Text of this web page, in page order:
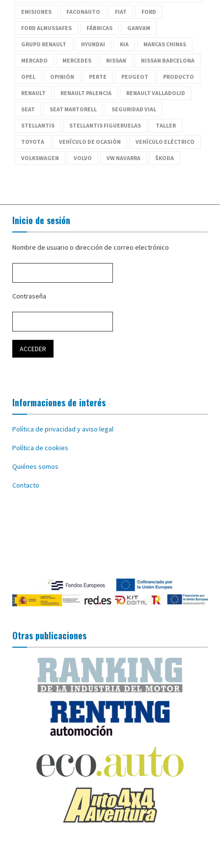
EMISIONES FACONAUTO FIAT FORD
FORD ALMUSSAFES FÁBRICAS GANVAM
GRUPO RENAULT HYUNDAI KIA MARCAS CHINAS
MERCADO MERCEDES NISSAN NISSAN BARCELONA
OPEL OPINIÓN PERTE PEUGEOT PRODUCTO
RENAULT RENAULT PALENCIA RENAULT VALLADOLID
SEAT SEAT MARTORELL SEGURIDAD VIAL
STELLANTIS STELLANTIS FIGUERUELAS TALLER
TOYOTA VEHÍCULO DE OCASIÓN VEHÍCULO ELÉCTRICO
VOLKSWAGEN VOLVO VW NAVARRA ŠKODA
Inicio de sesión
Nombre de usuario o dirección de correo electrónico
Contraseña
Informaciones de interés
Política de privacidad y aviso legal
Política de cookies
Quiénes somos
Contacto
Otras publicaciones